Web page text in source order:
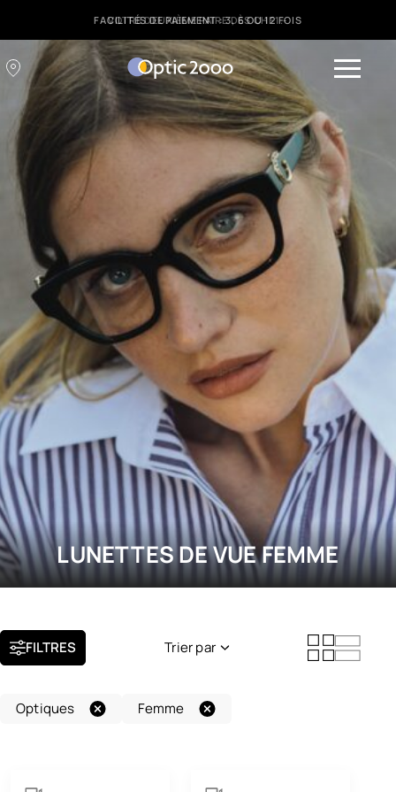
FACILITÉS DE PAIEMENT : 3, 6 OU 12 FOIS
LUNETTES DE VUE FEMME
FILTRES Trier par
Optiques Femme